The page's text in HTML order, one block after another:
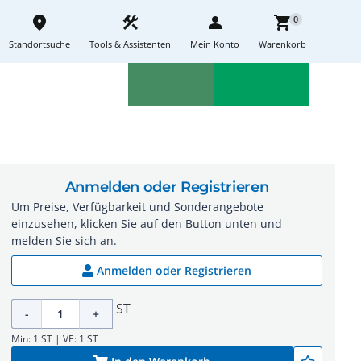
place
Standortsuche
construction
Tools & Assistenten
person
Mein Konto
shopping_cart0
Warenkorb
Anmelden oder Registrieren
Um Preise, Verfügbarkeit und Sonderangebote
einzusehen, klicken Sie auf den Button unten und
melden Sie sich an.
Anmelden oder Registrieren
- + ST
Min: 1 ST | VE: 1 ST